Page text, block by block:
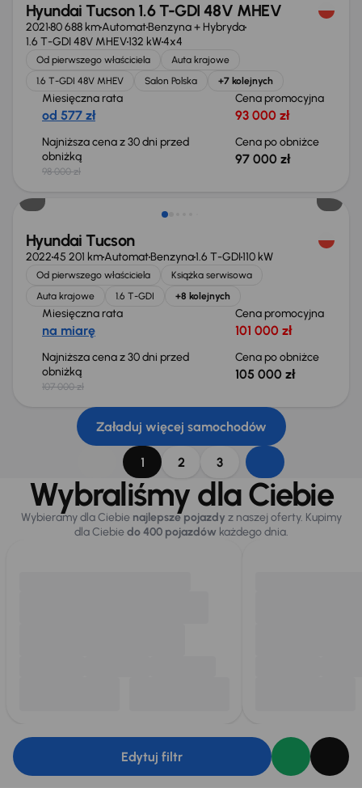
Hyundai Tucson 1.6 T-GDI 48V MHEV
202180 688 kmAutomatBenzyna + Hybryda
1.6 T-GDI 48V MHEV132 kW4x4
Od pierwszego właściciela
Auta krajowe
1.6 T-GDI 48V MHEV
Salon Polska +7 kolejnych
Miesięczna rata
od 577 zł
Cena promocyjna
93 000 zł
Najniższa cena z 30 dni przed
obniżką
98 000 zł
Cena po obniżce
97 000 zł
Taniej o 2 000 zł
Hyundai Tucson
202245 201 kmAutomatBenzyna1.6 T-GDI110 kW
Od pierwszego właściciela
Książka serwisowa
Auta krajowe
1.6 T-GDI +8 kolejnych
Miesięczna rata
na miarę
Cena promocyjna
101 000 zł
Najniższa cena z 30 dni przed
obniżką
107 000 zł
Cena po obniżce
105 000 zł
Załaduj więcej samochodów
1 2 3
Wybraliśmy dla Ciebie
Wybieramy dla Ciebie najlepsze pojazdy z naszej oferty. Kupimy
dla Ciebiedo 400 pojazdówkażdego dnia.
Edytuj filtr